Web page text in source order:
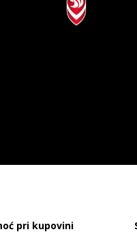
pri kupovini